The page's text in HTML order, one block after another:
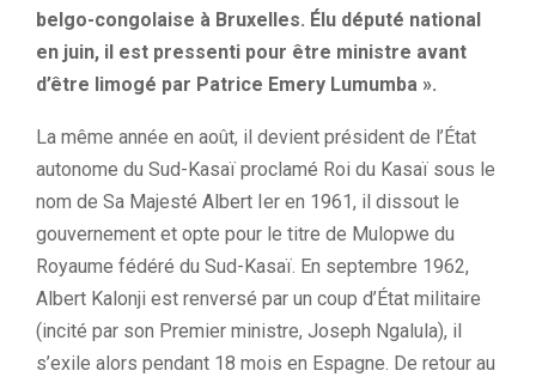
belgo-congolaise à Bruxelles. Élu député national
en juin, il est pressenti pour être ministre avant
d’être limogé par Patrice Emery Lumumba ».
La même année en août, il devient président de l’État
autonome du Sud-Kasaï proclamé Roi du Kasaï sous le
nom de Sa Majesté Albert Ier en 1961, il dissout le
gouvernement et opte pour le titre de Mulopwe du
Royaume fédéré du Sud-Kasaï. En septembre 1962,
Albert Kalonji est renversé par un coup d’État militaire
(incité par son Premier ministre, Joseph Ngalula), il
s’exile alors pendant 18 mois en Espagne. De retour au